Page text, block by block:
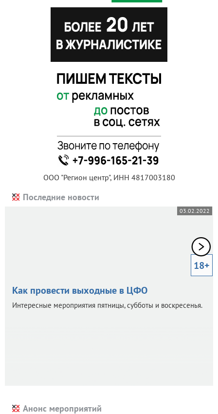
ООО "Регион центр", ИНН 4817003180
Последние новости
03.02.2022
18+
Как провести выходные в ЦФО
Интересные мероприятия пятницы, субботы и воскресенья.
Анонс мероприятий